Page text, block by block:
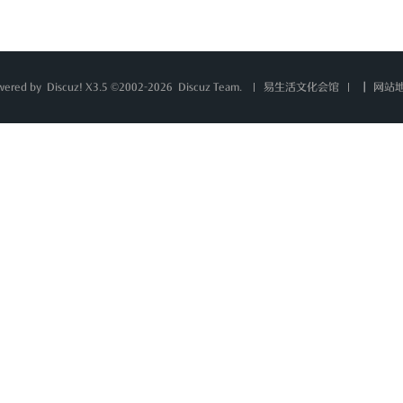
by Discuz! X3.5 ©2002-2026 Discuz Team. 易生活文化会馆 网站